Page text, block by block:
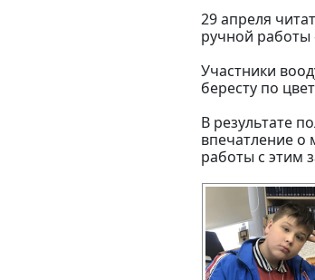
29 апреля
ручной работы
Участники
бересту по
В результате
впечатление о
работы с этим